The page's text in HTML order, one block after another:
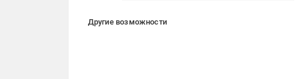
Другие возможности